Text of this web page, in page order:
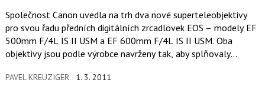
Společnost Canon uvedla na trh dva nové superteleobjektivy
pro svou řadu předních digitálních zrcadlovek EOS – modely EF
500mm F/4L IS II USM a EF 600mm F/4L IS II USM. Oba
objektivy jsou podle výrobce navrženy tak, aby splňovaly
PAVEL KREUZIGER 1. 3. 2011